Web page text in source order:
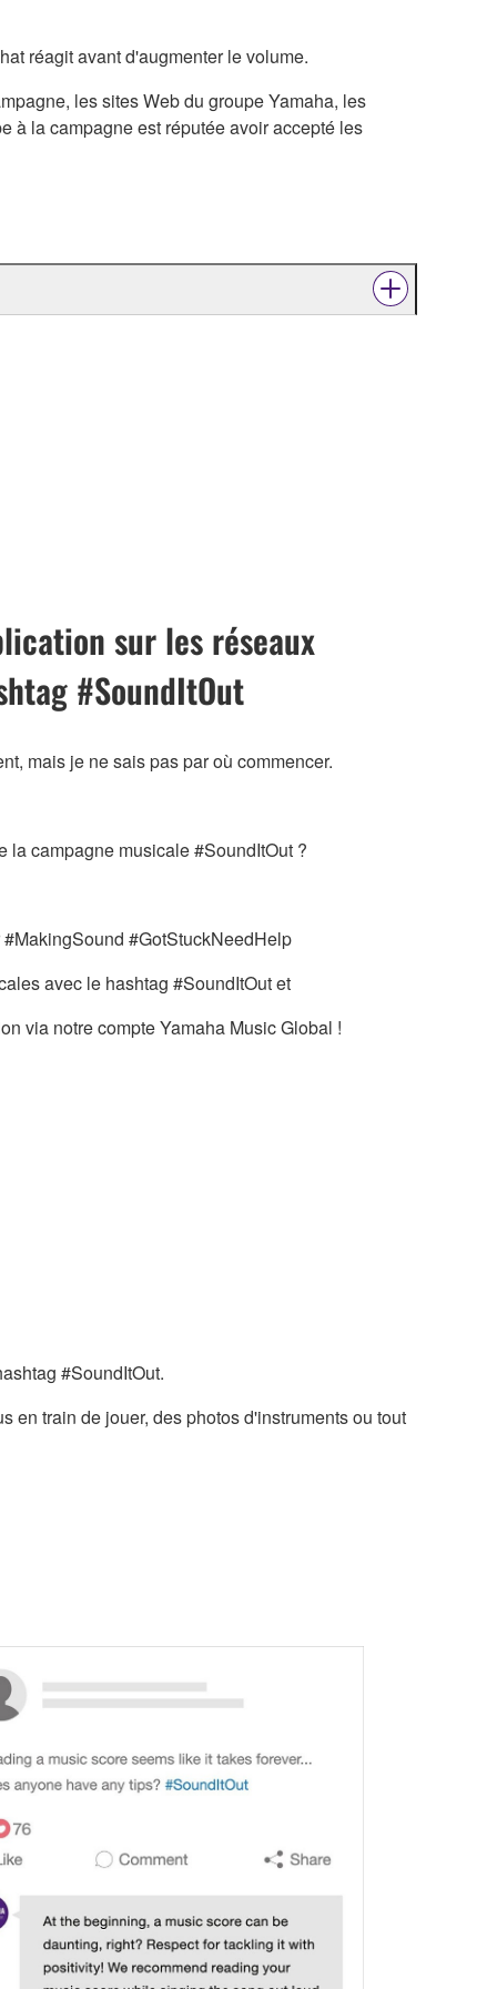
réagit avant d'augmenter le volume.
les sites Web du groupe Yamaha, les
à la campagne est réputée avoir accepté les
sur les réseaux
#SoundItOut
mais je ne sais pas par où commencer.
la campagne musicale #SoundItOut ?
#GotStuckNeedHelp
avec le hashtag #SoundItOut et
via notre compte Yamaha Music Global !
#SoundItOut.
en train de jouer, des photos d'instruments ou tout